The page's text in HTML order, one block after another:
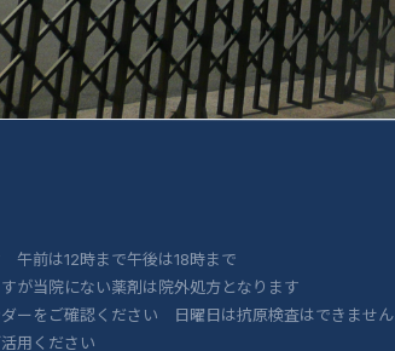
前は12時まで午後は18時まで
が当院にない薬剤は院外処方となります
ーをご確認ください 日曜日は抗原検査はできません
用ください